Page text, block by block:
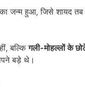
जन्म हुआ, जिसे शायद तब
बल्किगली-मोहल्लों के
बड़े थे।